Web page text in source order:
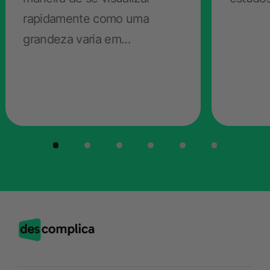
Novas Doutrinas Sociais
rapidamente como uma
grandeza varia em...